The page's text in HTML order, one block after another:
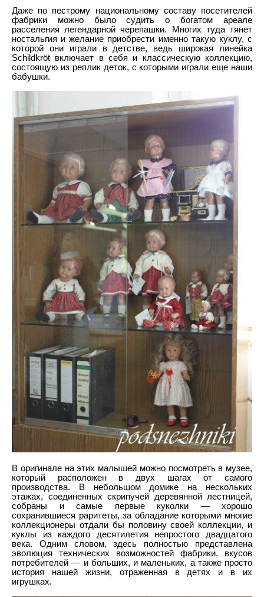
Даже по пестрому национальному составу посетителей
фабрики можно было судить о богатом ареале
расселения легендарной черепашки. Многих туда тянет
ностальгия и желание приобрести именно такую куклу, с
которой они играли в детстве, ведь широкая линейка
Schildkröt включает в себя и классическую коллекцию,
состоящую из реплик деток, с которыми играли еще наши
бабушки.
В оригинале на этих малышей можно посмотреть в музее,
который расположен в двух шагах от самого
производства. В небольшом домике на нескольких
этажах, соединенных скрипучей деревянной лестницей,
собраны и самые первые куколки — хорошо
сохранившиеся раритеты, за обладание которыми многие
коллекционеры отдали бы половину своей коллекции, и
куклы из каждого десятилетия непростого двадцатого
века. Одним словом, здесь полностью представлена
эволюция технических возможностей фабрики, вкусов
потребителей — и больших, и маленьких, а также просто
история нашей жизни, отраженная в детях и в их
игрушках.